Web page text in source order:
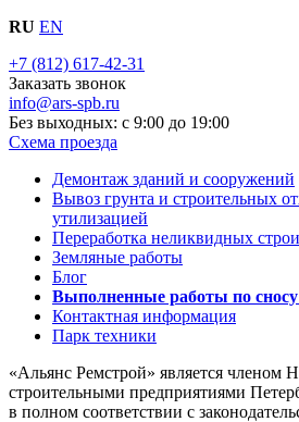
RU EN
+7 (812) 617-42-31
Заказать звонок
info@ars-spb.ru
Без выходных: с 9:00 до 19:00
Схема проезда
Демонтаж зданий и сооружений
Вывоз грунта и строительных
утилизацией
Переработка неликвидных
Земляные работы
Блог
Выполненные работы по сносу
Контактная информация
Парк техники
«Альянс Ремстрой» является членом
строительными предприятиями
в полном соответствии с